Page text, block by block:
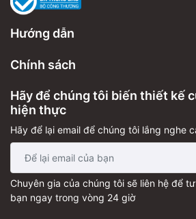
Hướng dẫn
Chính sách
Hãy để chúng tôi biến thiết kế
hiện thực
Hãy để lại email để chúng tôi lắng nghe
Chuyên gia của chúng tôi sẽ liên hệ để
bạn ngay trong vòng 24 giờ